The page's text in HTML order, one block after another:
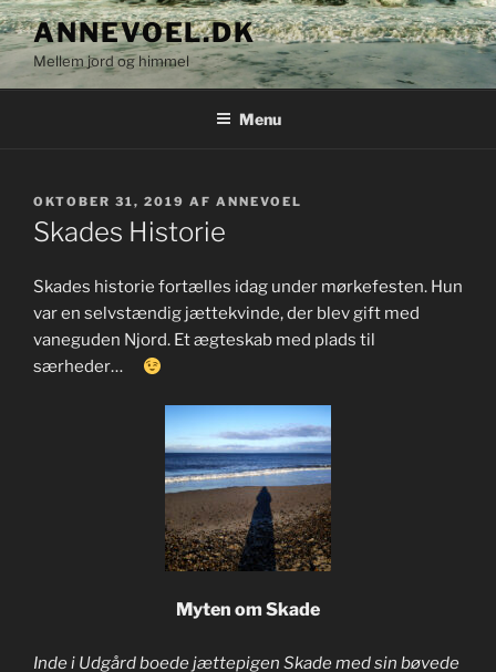
Videre
til
indhold
ANNEVOEL.DK
Mellem jord og himmel
Menu
UDGIVET
DEN
OKTOBER 31, 2019 AF ANNEVOEL
Skades Historie
Skades historie fortælles idag under mørkefesten. Hun
var en selvstændig jættekvinde, der blev gift med
vaneguden Njord. Et ægteskab med plads til
særheder…
Myten om Skade
Inde i Udgård boede jættepigen Skade med sin bøvede